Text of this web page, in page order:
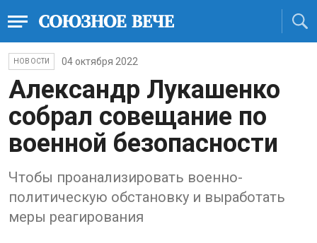
НОВОСТИ 04 октября 2022
Александр Лукашенко
собрал совещание по
военной безопасности
Чтобы проанализировать военно-
политическую обстановку и выработать
меры реагирования